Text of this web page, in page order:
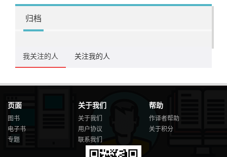
归档
我关注的人 关注我的人
页面
图书
电子书
专题
关于我们
关于我们
用户协议
联系我们
帮助
作译者帮助
关于积分